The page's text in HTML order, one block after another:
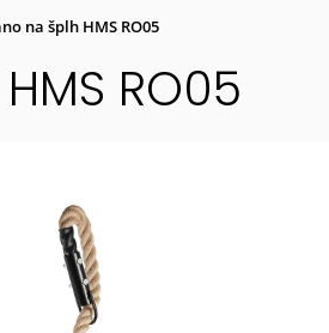
na šplh HMS RO05
RO05